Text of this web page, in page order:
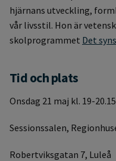
hjärnans utveckling,
vår livsstil. Hon är
skolprogrammet Det
Tid och plats
Onsdag 21 maj kl. 19-20.15
Sessionssalen,
Robertviksgatan 7, Luleå